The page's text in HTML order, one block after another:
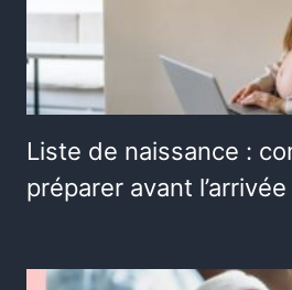
Liste de naissance :
préparer avant